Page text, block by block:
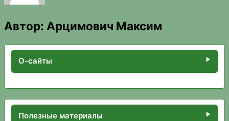
Автор: Арцимович Максим
О-сайты
Полезные материалы